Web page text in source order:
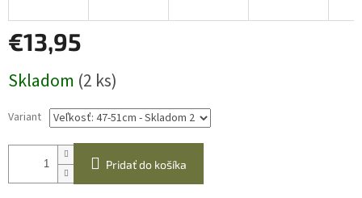
€13,95
cena:
Skladom (2 ks)
Variant
Pridať do košíka